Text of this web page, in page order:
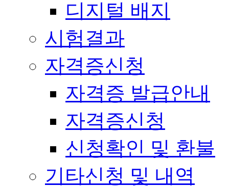
디지털 배지
시험결과
자격증신청
자격증 발급안내
자격증신청
신청확인 및 환불
기타신청 및 내역